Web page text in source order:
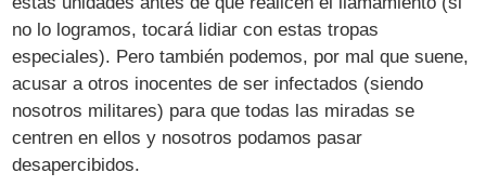
no lo logramos, tocará lidiar con estas tropas
especiales). Pero también podemos, por mal que suene,
acusar a otros inocentes de ser infectados (siendo
nosotros militares) para que todas las miradas se
centren en ellos y nosotros podamos pasar
desapercibidos.